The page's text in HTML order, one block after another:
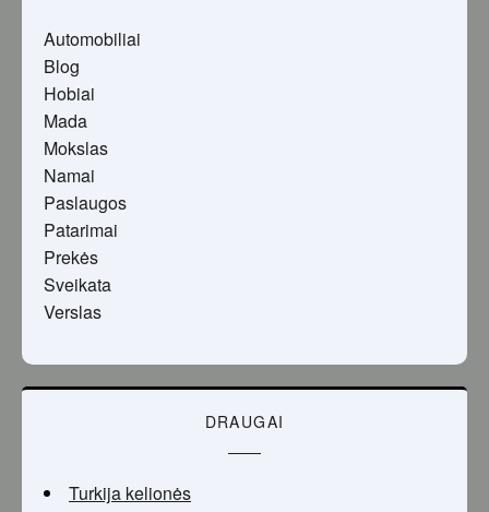
Automobiliai
Blog
Hobiai
Mada
Mokslas
Namai
Paslaugos
Patarimai
Prekės
Sveikata
Verslas
DRAUGAI
Turkija kelionės